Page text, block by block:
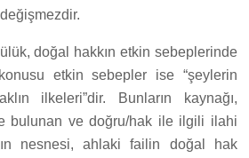
doğal hakkın etkin sebeplerinde
etkin sebepler ise “şeylerin
ilkeleri”dir. Bunların kaynağı,
bulunan ve doğru/hak ile ilgili ilahi
nesnesi, ahlaki failin doğal hak